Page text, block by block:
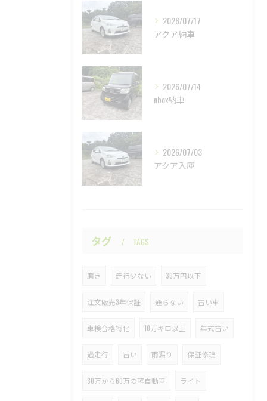
2026/07/17
アクア納車
2026/07/14
nbox納車
2026/07/03
アクア入庫
タグ TAGS
磨き 走行少ない 30万円以下
注文販売3年保証 通らない 古い車
車検合格特化 10万キロ以上 年式古い
過走行 古い 雨漏り 保証修理
30万から60万の軽自動車 ライト